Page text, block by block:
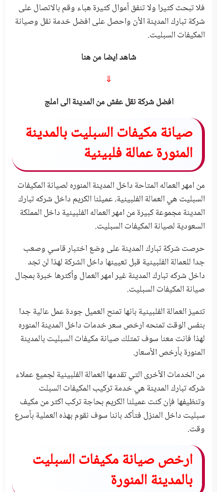
فلا تبحث كثيرا ولا تنفق أموال كثيرة هباء وقم بالاتصال على
شركة تبارك المدينة الأن واحصل على افضل خدمة نقل وصيانة
المكيفات السبليت.
شاهد ايضا من هنا
⇓
افضل شركة نقل عفش من المدينة الى املج
صيانة مكيفات السبليت بالمدينة
المنورة عمالة فلبينية
من امهر العماله المتاحة داخل المدينة المنوره لصيانة المكيفات
السبليت هي العمالة الفلبينية، عميلنا الكريم داخل شركه تبارك
المدينة مجموعة كبيرة من امهر العماله الفلبينية داخل المملكة
السعودية لصيانة المكيفات السبليت.
حرصت شركة تبارك المدينة على وضع اختبار قاسي وصعب
جدا للعمالة الفلبينية قبل تعيينها داخل الشركة لهذا لن تجد
داخل شركه تبارك المدينة غير امهر العمال وأكثرها خبرة بمجال
صيانة المكيفات السبليت.
تتميز العمالة الفلبينية بانها تمنح العميل جودة عمل عالية جدا
بنفس الوقت تمنحه ارخص سعر خدمات داخل المدينة المنوره
لهذا فانت معنا سوف تمتلك صيانة مكيفات السبليت بالمدينة
المنورة بأرخص الأسعار.
من الخدمات الأخرى التي تقدمها العمالة الفلبينية لجميع عملاء
شركه تبارك المدينة هي خدمة تركيب المكيفات السبلت
وتنظيفها فإن كنت عميلنا الكريم بحاجة تركب اكثر من مكيف
سبليت داخل المنزل فتأكد باننا سوف نقوم بهذه العملية بأسرع
وقت.
ارخص صيانة مكيفات السبليت
بالمدينة المنورة